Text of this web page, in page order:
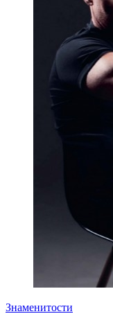
Знаменитости